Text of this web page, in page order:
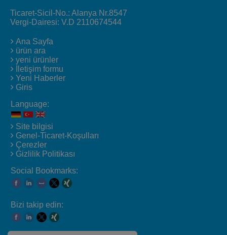
Ticaret-Sicil-No.: Alanya Nr.8547
Vergi-Dairesi: V.D 2110674544
Ana Sayfa
ürün ara
yeni ürünler
İletişim formu
Yeni Haberler
Giris
Language:
Site bilgisi
Genel-Ticaret-Koşulları
Çerezler
Gizlilik Politikası
Social Bookmarks:
Bizi takip edin: